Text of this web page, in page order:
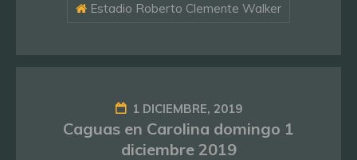
Estadio Roberto Clemente Walker
1 DICIEMBRE, 2019
Caguas en Carolina domingo 1
diciembre 2019